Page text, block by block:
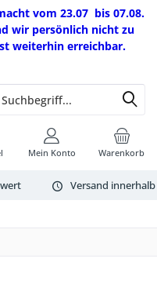
vom 23.07 bis 07.08.
wir persönlich nicht zu
weiterhin erreichbar.
Versand
Warenkorb
Mein Konto